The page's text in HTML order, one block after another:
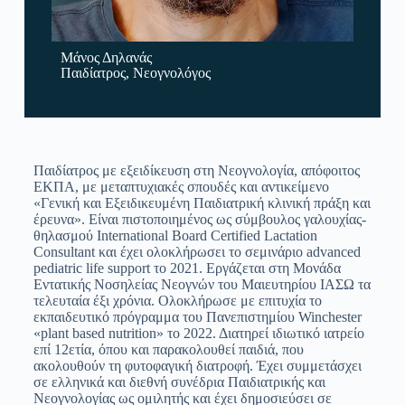
Μάνος Δηλανάς
Παιδίατρος, Νεογνολόγος
Παιδίατρος με εξειδίκευση στη Νεογνολογία, απόφοιτος
ΕΚΠΑ, με μεταπτυχιακές σπουδές και αντικείμενο
«Γενική και Εξειδικευμένη Παιδιατρική κλινική πράξη και
έρευνα». Είναι πιστοποιημένος ως σύμβουλος γαλουχίας-
θηλασμού International Board Certified Lactation
Consultant και έχει ολοκλήρωσει το σεμινάριο advanced
pediatric life support το 2021. Εργάζεται στη Μονάδα
Εντατικής Νοσηλείας Νεογνών του Μαιευτηρίου ΙΑΣΩ τα
τελευταία έξι χρόνια. Ολοκλήρωσε με επιτυχία το
εκπαιδευτικό πρόγραμμα του Πανεπιστημίου Winchester
«plant based nutrition» το 2022. Διατηρεί ιδιωτικό ιατρείο
επί 12ετία, όπου και παρακολουθεί παιδιά, που
ακολουθούν τη φυτοφαγική διατροφή. Έχει συμμετάσχει
σε ελληνικά και διεθνή συνέδρια Παιδιατρικής και
Νεογνολογίας ως ομιλητής και έχει δημοσιεύσει σε